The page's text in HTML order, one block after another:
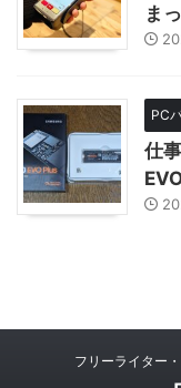
ま
PC
仕
フリーライター